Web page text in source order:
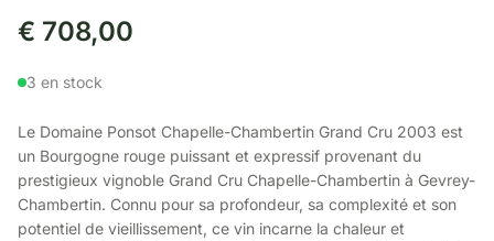
€ 708,00
3 en stock
Le Domaine Ponsot Chapelle-Chambertin Grand Cru 2003 est
un Bourgogne rouge puissant et expressif provenant du
prestigieux vignoble Grand Cru Chapelle-Chambertin à Gevrey-
Chambertin. Connu pour sa profondeur, sa complexité et son
potentiel de vieillissement, ce vin incarne la chaleur et